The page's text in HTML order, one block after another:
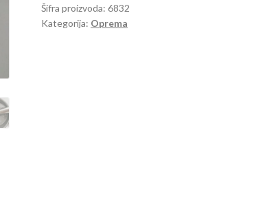
količina
Šifra proizvoda:6832
Kategorija: Oprema